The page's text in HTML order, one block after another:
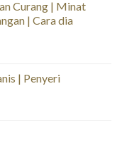
Curang | Minat
| Cara dia
| Penyeri